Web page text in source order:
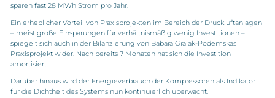
sparen fast 28 MWh Strom pro Jahr.
Ein erheblicher Vorteil von Praxisprojekten im Bereich der Druckluftanlagen
– meist große Einsparungen für verhältnismäßig wenig Investitionen –
spiegelt sich auch in der Bilanzierung von Babara Gralak-Podemskas
Praxisprojekt wider. Nach bereits 7 Monaten hat sich die Investition
amortisiert.
Darüber hinaus wird der Energieverbrauch der Kompressoren als Indikator
für die Dichtheit des Systems nun kontinuierlich überwacht.